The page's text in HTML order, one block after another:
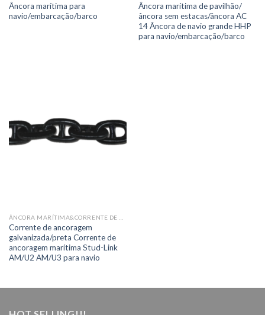
Âncora marítima para
navio/embarcação/barco
Âncora marítima de pavilhão/
âncora sem estacas/âncora AC
14 Âncora de navio grande HHP
para navio/embarcação/barco
Corrente de ancoragem
galvanizada/preta Corrente de
ancoragem marítima Stud-Link
AM/U2 AM/U3 para navio